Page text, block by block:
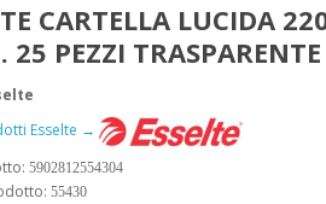
CARTELLA LUCIDA
25 PEZZI TRASPARENTE
Esselte →
5902812554304
55430